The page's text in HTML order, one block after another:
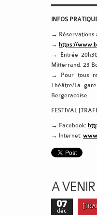
INFOS
→ Réservations
→ https://
→ Entrée
Mitterrand, 23
→ Pour tous
Théâtre/La
Bergeracoise
FESTIVAL
→ Facebook:
→ Internet:
A VENIR
07
déc